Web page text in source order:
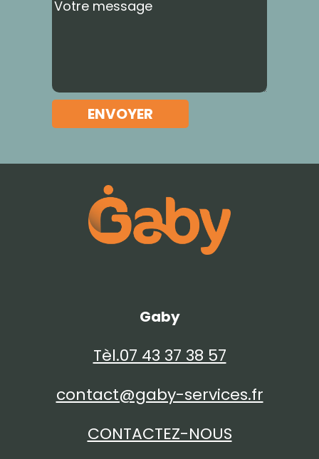
ENVOYER
Gaby
Tèl.07 43 37 38 57
contact@gaby-services.fr
CONTACTEZ-NOUS